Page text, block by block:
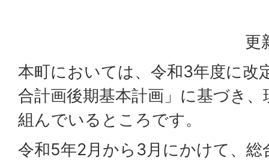
更
本町においては、令和3年度に改
合計画後期基本計画」に基づき
組んでいるところです。
令和5年2月から3月にかけて、総